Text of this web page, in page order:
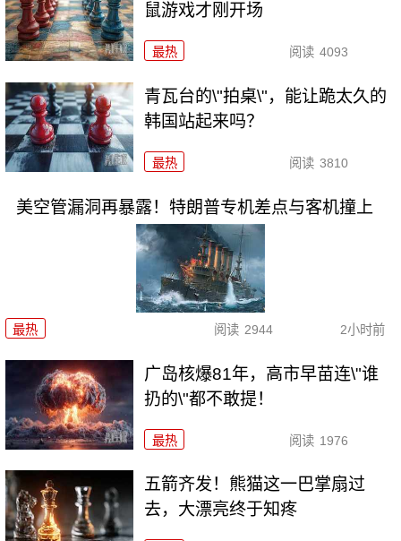
鼠游戏才刚开场
最热 阅读 4093
青瓦台的\"拍桌\"，能让跪太久的
韩国站起来吗？
最热 阅读 3810
美空管漏洞再暴露！特朗普专机差点与客机撞上
最热 阅读 2944 2小时前
广岛核爆81年，高市早苗连\"谁
扔的\"都不敢提！
最热 阅读 1976
五箭齐发！熊猫这一巴掌扇过
去，大漂亮终于知疼